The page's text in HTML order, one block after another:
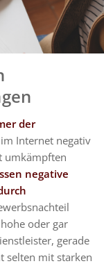
der
Internet negativ
umkämpften
negative
oder gar
gerade
selten mit starken